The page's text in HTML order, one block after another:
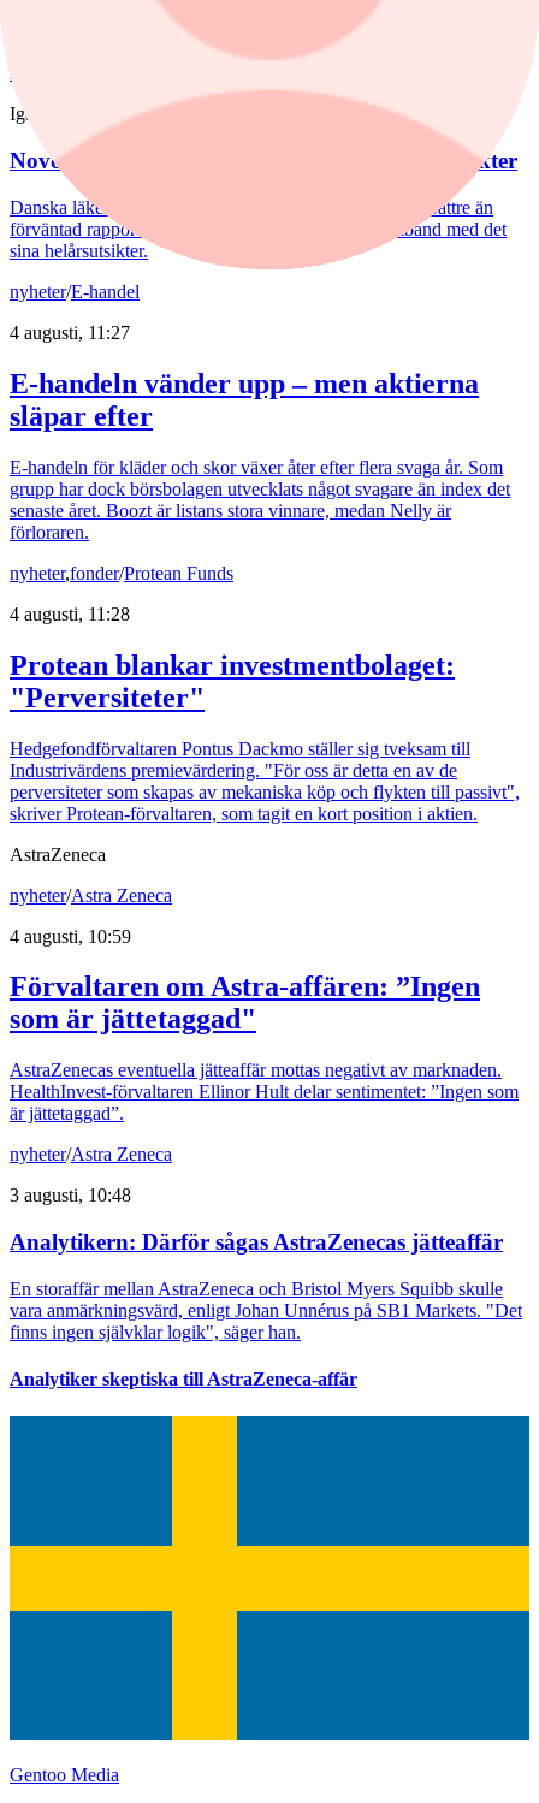
egenutgivna spel ökar 2%. ”Tillväxten kommer från alla håll”, säger
VD Thomas Koegler till Placera.
nyheter
Igår, 08:33
Novo Nordisk över förväntan – höjer helårsutsikter
Danska läkemedelsbolaget Novo Nordisk redovisar en bättre än
förväntad rapport för andra kvartalet och höjer i samband med det
sina helårsutsikter.
nyheter/E-handel
4 augusti, 11:27
E-handeln vänder upp – men aktierna
släpar efter
E-handeln för kläder och skor växer åter efter flera svaga år. Som
grupp har dock börsbolagen utvecklats något svagare än index det
senaste året. Boozt är listans stora vinnare, medan Nelly är
förloraren.
nyheter,fonder/Protean Funds
4 augusti, 11:28
Protean blankar investmentbolaget:
"Perversiteter"
Hedgefondförvaltaren Pontus Dackmo ställer sig tveksam till
Industrivärdens premievärdering. "För oss är detta en av de
perversiteter som skapas av mekaniska köp och flykten till passivt",
skriver Protean-förvaltaren, som tagit en kort position i aktien.
AstraZeneca
nyheter/Astra Zeneca
4 augusti, 10:59
Förvaltaren om Astra-affären: ”Ingen
som är jättetaggad"
AstraZenecas eventuella jätteaffär mottas negativt av marknaden.
HealthInvest-förvaltaren Ellinor Hult delar sentimentet: ”Ingen som
är jättetaggad”.
nyheter/Astra Zeneca
3 augusti, 10:48
Analytikern: Därför sågas AstraZenecas jätteaffär
En storaffär mellan AstraZeneca och Bristol Myers Squibb skulle
vara anmärkningsvärd, enligt Johan Unnérus på SB1 Markets. "Det
finns ingen självklar logik", säger han.
Analytiker skeptiska till AstraZeneca-affär
Gentoo Media